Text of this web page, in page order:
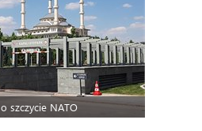
szczycie NATO